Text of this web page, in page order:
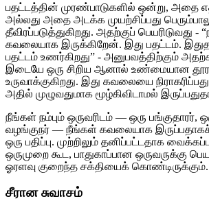
பதட்டத்தின் முரண்பாடுகளில் ஒன்று, அதை
அல்லது அதை அடக்க முயற்சிப்பது
தீவிரப்படுத்துகிறது. அதற்குப் பெயரிடுவது
கவலையாக இருக்கிறேன். இது பதட்டம்.
பதட்டம் உணர்கிறது” - அனுபவத்திற்கும்
இடையே ஒரு சிறிய ஆனால் உண்மையான
உருவாக்குகிறது. இது கவலையை
அதில் முழுவதுமாக மூழ்கிவிடாமல்
நீங்கள் நம்பும் ஒருவரிடம் — ஒரு பங்குதாரர்,
வழங்குநர் — நீங்கள் கவலையாக
ஒரு பதிப்பு. முற்றிலும் தனிப்பட்டதாக
ஒருமுறை கூட, பாதுகாப்பான ஒருவருக்கு
ஓரளவு குறைந்த சக்தியைக் கொண்டிருக்கும்.
சீரான சுவாசம்